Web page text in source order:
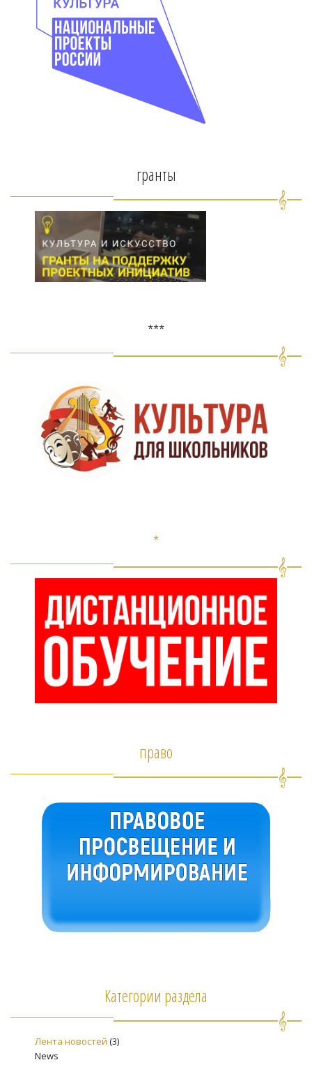
гранты
***
*
право
Категории раздела
Лента новостей (3)
News